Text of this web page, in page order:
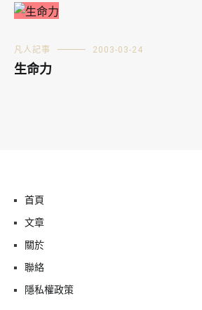
凡人記事 2003-03-24
生命力
首頁
文章
關於
聯絡
隱私權政策